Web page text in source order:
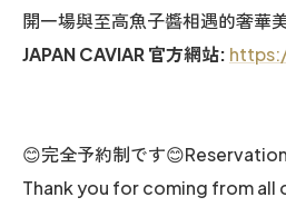
開一場與至高魚子醬相遇的奢華
JAPAN CAVIAR 官方網站:
😊完全予約制です
Thank you for coming from all